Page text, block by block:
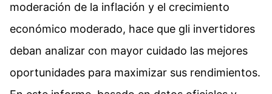
moderación de la inflación y el crecimiento
económico moderado, hace que gli invertidores
deban analizar con mayor cuidado las mejores
oportunidades para maximizar sus rendimientos.